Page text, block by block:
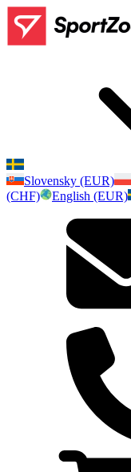
Slovensky (EUR)
(CHF)
English (EUR)